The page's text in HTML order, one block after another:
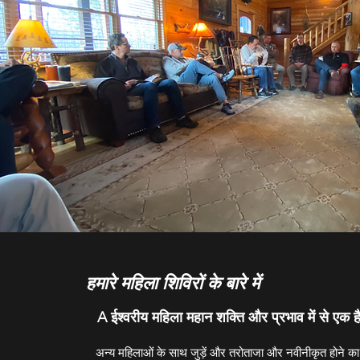
हमारे महिला शिविरों के बारे में
A ईश्वरीय महिला महान शक्ति और प्रभाव में से एक है
अन्य महिलाओं के साथ जुड़ें और तरोताजा और नवीनीकृत होने